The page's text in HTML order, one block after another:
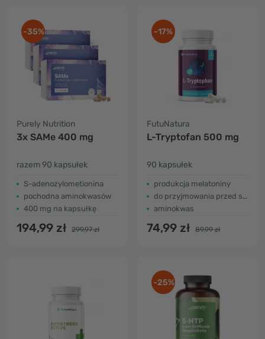
-35%
Purely Nutrition
3x SAMe 400 mg
razem 90 kapsułek
S-adenozylometionina
pochodna aminokwasów
400 mg na kapsułkę
194,99 zł 299,97 zł
-17%
FutuNatura
L-Tryptofan 500 mg
90 kapsułek
produkcja melatoniny
do przyjmowania przed snem
aminokwas
74,99 zł 89,99 zł
-25%